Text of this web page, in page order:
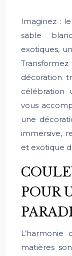
Imaginez :
sable
exotiques,
décoration
célébration
vous
une
immersive,
et exotique
POUR
matières